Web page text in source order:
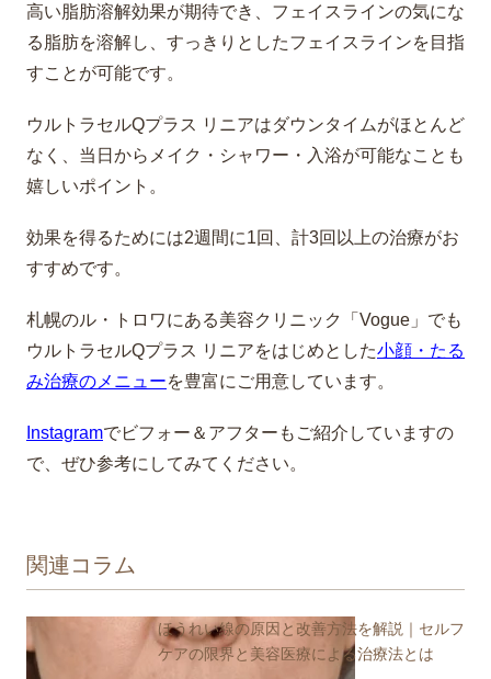
高い脂肪溶解効果が期待でき、フェイスラインの気にな
る脂肪を溶解し、すっきりとしたフェイスラインを目指
すことが可能です。
ウルトラセルQプラス リニアはダウンタイムがほとんど
なく、当日からメイク・シャワー・入浴が可能なことも
嬉しいポイント。
効果を得るためには2週間に1回、計3回以上の治療がお
すすめです。
札幌のル・トロワにある美容クリニック「Vogue」でも
ウルトラセルQプラス リニアをはじめとした小顔・たる
み治療のメニューを豊富にご用意しています。
Instagramでビフォー＆アフターもご紹介していますの
で、ぜひ参考にしてみてください。
関連コラム
ほうれい線の原因と改善方法を解説｜セルフ
ケアの限界と美容医療による治療法とは